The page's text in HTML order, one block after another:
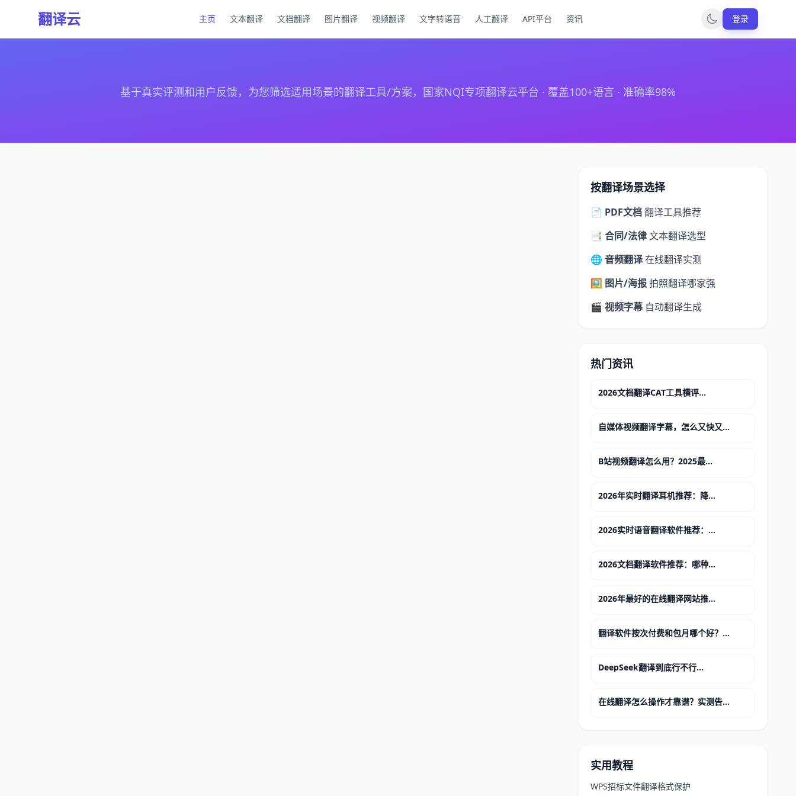
翻译云 主页 文本翻译 文档翻译 图片翻译 视频翻译 文字转语音 人工翻译 API平台 资讯 登录
基于真实评测和用户反馈，为您筛选适用场景的翻译工具/方案，国家NQI专项翻译云平台 · 覆盖100+语言 · 准确率98%
按翻译场景选择
📄 PDF文档翻译工具推荐
📑 合同/法律文本翻译选型
🌐 音频翻译在线翻译实测
🖼️ 图片/海报拍照翻译哪家强
🎬 视频字幕自动翻译生成
热门资讯
2026文档翻译CAT工具横评...
自媒体视频翻译字幕，怎么又快又...
B站视频翻译怎么用？2025最...
2026年实时翻译耳机推荐：降...
2026实时语音翻译软件推荐：...
2026文档翻译软件推荐：哪种...
2026年最好的在线翻译网站推...
翻译软件按次付费和包月哪个好？...
DeepSeek翻译到底行不行...
在线翻译怎么操作才靠谱？实测告...
实用教程
WPS招标文件翻译格式保护